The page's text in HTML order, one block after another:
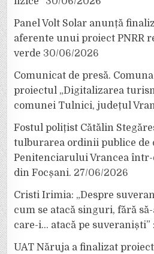
Panel Volt Solar anunță
aferente unui proiect PNRR
verde 30/06/2026
Comunicat de presă.
proiectul „Digitalizarea
comunei Tulnici, județul
Fostul polițist Cătălin
tulburarea ordinii publice de
Penitenciarului Vrancea
din Focșani. 27/06/2026
Cristi Irimia: „Despre
cum se atacă singuri, fără
care-i… atacă pe suveraniști”
UAT Năruja a finalizat